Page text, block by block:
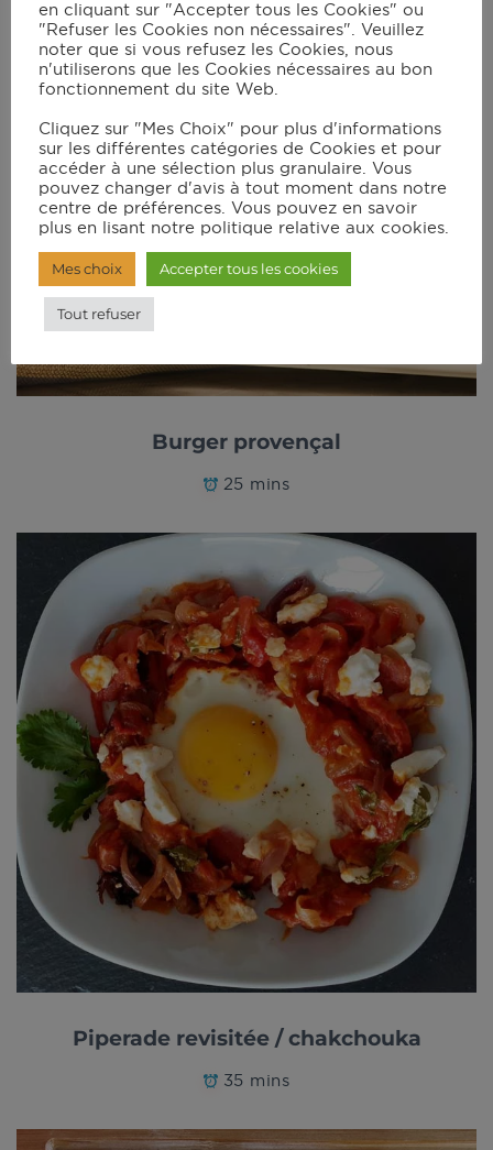
Burger provençal
25 mins
Piperade revisitée / chakchouka
35 mins
en cliquant sur "Accepter tous les Cookies" ou
"Refuser les Cookies non nécessaires". Veuillez
noter que si vous refusez les Cookies, nous
n'utiliserons que les Cookies nécessaires au bon
fonctionnement du site Web.
Cliquez sur "Mes Choix" pour plus d'informations
sur les différentes catégories de Cookies et pour
accéder à une sélection plus granulaire. Vous
pouvez changer d'avis à tout moment dans notre
centre de préférences. Vous pouvez en savoir
plus en lisant notre politique relative aux cookies.
Mes choix Accepter tous les cookies
Tout refuser